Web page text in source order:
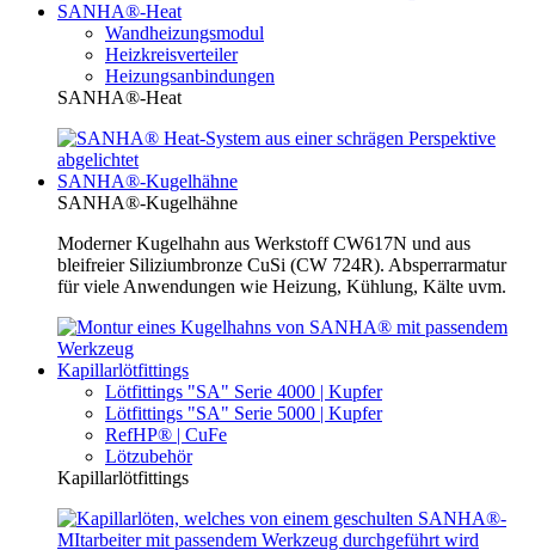
SANHA®-Heat
Wandheizungsmodul
Heizkreisverteiler
Heizungsanbindungen
SANHA®-Heat
SANHA®-Kugelhähne
SANHA®-Kugelhähne
Moderner Kugelhahn aus Werkstoff CW617N und aus
bleifreier Siliziumbronze CuSi (CW 724R). Absperrarmatur
für viele Anwendungen wie Heizung, Kühlung, Kälte uvm.
Kapillarlötfittings
Lötfittings "SA" Serie 4000 | Kupfer
Lötfittings "SA" Serie 5000 | Kupfer
RefHP® | CuFe
Lötzubehör
Kapillarlötfittings